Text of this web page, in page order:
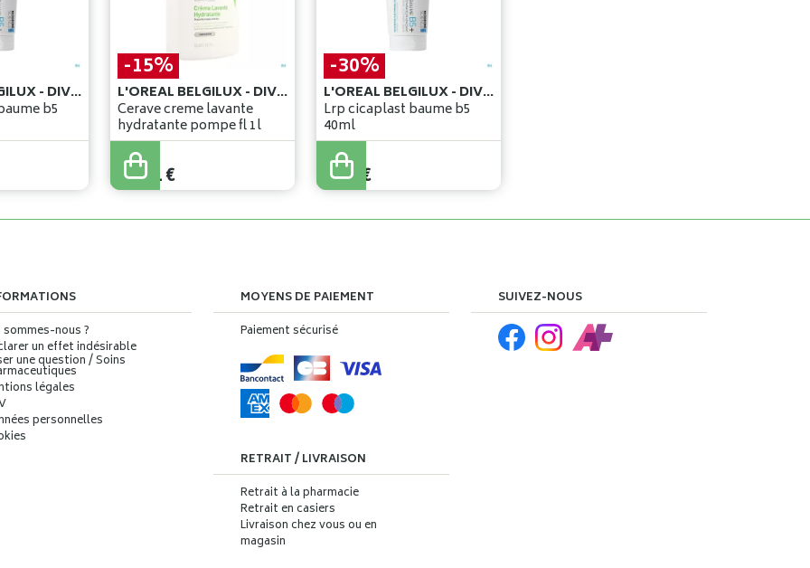
L'OREAL BELGILUX - DIVISION COSMETIQUE ACTIVE
b5
-15%
L'OREAL BELGILUX - DIVISION COSMETIQUE ACTIVE
Cerave creme lavante
hydratante pompe fl 1l
26,95
22,91€
-30%
L'OREAL BELGILUX - DIVISION COSMETIQUE ACTIVE
Lrp cicaplast baume b5
40ml
13,95
9,76 €
sommes-nous ?
un effet indésirable
une question / Soins
légales
personnelles
MOYENS DE PAIEMENT
Paiement sécurisé
RETRAIT / LIVRAISON
Retrait à la pharmacie
Retrait en casiers
Livraison chez vous ou en
magasin
SUIVEZ-NOUS